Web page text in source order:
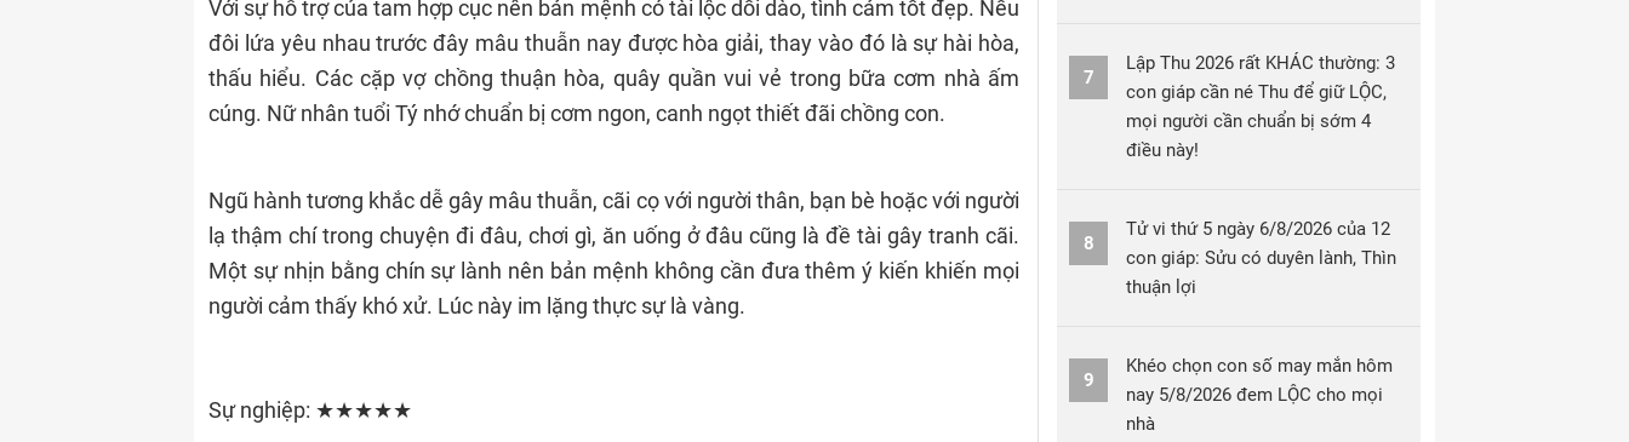
Với sự hỗ trợ của tam hợp cục nên bản mệnh có tài lộc dồi dào, tình cảm tốt đẹp. Nếu
đôi lứa yêu nhau trước đây mâu thuẫn nay được hòa giải, thay vào đó là sự hài hòa,
thấu hiểu. Các cặp vợ chồng thuận hòa, quây quần vui vẻ trong bữa cơm nhà ấm
cúng. Nữ nhân tuổi Tý nhớ chuẩn bị cơm ngon, canh ngọt thiết đãi chồng con.
Ngũ hành tương khắc dễ gây mâu thuẫn, cãi cọ với người thân, bạn bè hoặc với người
lạ thậm chí trong chuyện đi đâu, chơi gì, ăn uống ở đâu cũng là đề tài gây tranh cãi.
Một sự nhịn bằng chín sự lành nên bản mệnh không cần đưa thêm ý kiến khiến mọi
người cảm thấy khó xử. Lúc này im lặng thực sự là vàng.
Sự nghiệp: ★★★★★
7
Lập Thu 2026 rất KHÁC thường: 3
con giáp cần né Thu để giữ LỘC,
mọi người cần chuẩn bị sớm 4
điều này!
8
Tử vi thứ 5 ngày 6/8/2026 của 12
con giáp: Sửu có duyên lành, Thìn
thuận lợi
9
Khéo chọn con số may mắn hôm
nay 5/8/2026 đem LỘC cho mọi
nhà